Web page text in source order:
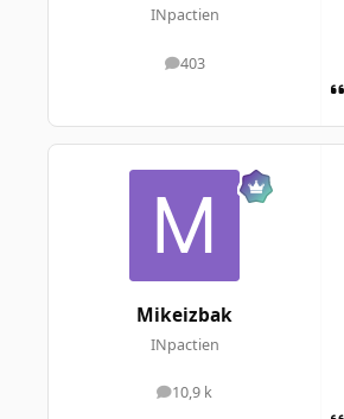
INpactien
403
messages
Mikeizbak
INpactien
10,9 k
messages